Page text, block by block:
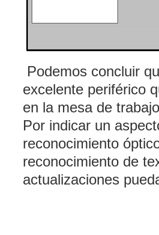
Podemos concluir
excelente periférico
en la mesa de
Por indicar un
reconocimiento
reconocimiento de
actualizaciones